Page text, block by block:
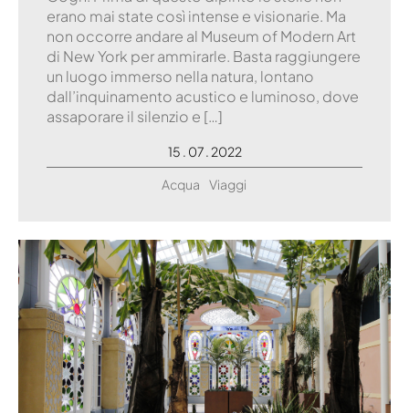
erano mai state così intense e visionarie. Ma
non occorre andare al Museum of Modern Art
di New York per ammirarle. Basta raggiungere
un luogo immerso nella natura, lontano
dall’inquinamento acustico e luminoso, dove
assaporare il silenzio e […]
15 . 07 . 2022
Acqua
Viaggi